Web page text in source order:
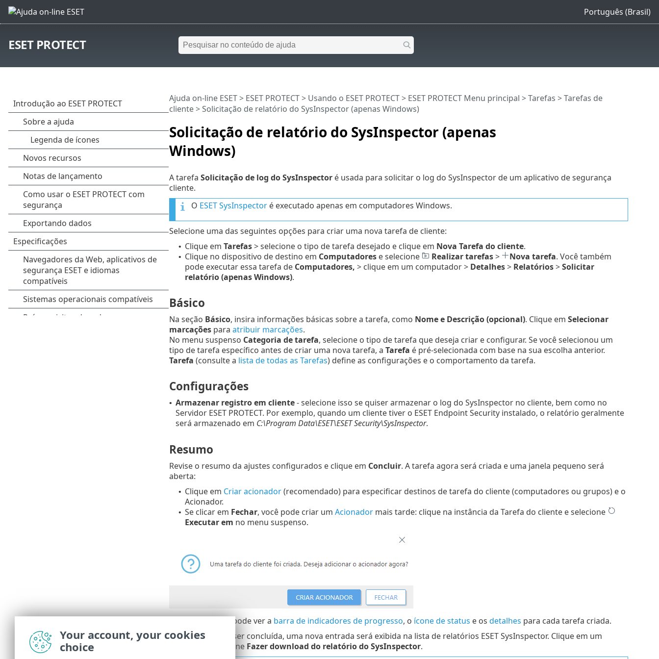
Português (Brasil)
ESET PROTECT
Solicitação de relatório do SysInspector (apenas
Windows)
Ajuda on-line ESET> ESET PROTECT> Usando o ESET PROTECT> ESET PROTECT Menu principal >Tarefas >Tarefas de
cliente> Solicitação de relatório do SysInspector (apenas Windows)
A tarefa Solicitação de log do SysInspectoré usada para solicitar o log do SysInspector de um aplicativo de segurança
cliente.
O ESET SysInspectoré executado apenas em computadores Windows.
Selecione uma das seguintes opções para criar uma nova tarefa de cliente:
• Clique em Tarefas> selecione o tipo de tarefa desejado e clique em Nova Tarefa do cliente.
• Clique no dispositivo de destino em Computadorese selecione Realizar tarefas> Nova tarefa. Você também
pode executar essa tarefa de Computadores, > clique em um computador > Detalhes> Relatórios>Solicitar
relatório (apenas Windows).
Básico
Na seção Básico, insira informações básicas sobre a tarefa, como Nome e Descrição (opcional). Clique em Selecionar
marcaçõespara atribuir marcações.
No menu suspenso Categoria de tarefa, selecione o tipo de tarefa que deseja criar e configurar. Se você selecionou um
tipo de tarefa específico antes de criar uma nova tarefa, a Tarefa é pré-selecionada com base na sua escolha anterior.
Tarefa (consulte a lista de todas as Tarefas) define as configurações e o comportamento da tarefa.
Configurações
• Armazenar registro em cliente- selecione isso se quiser armazenar o log do SysInspector no cliente, bem como no
Servidor ESET PROTECT. Por exemplo, quando um cliente tiver o ESET Endpoint Security instalado, o relatório geralmente
será armazenado em C:\Program Data\ESET\ESET Security\SysInspector.
Resumo
Revise o resumo da ajustes configurados e clique em Concluir. A tarefa agora será criada e uma janela pequeno será
aberta:
• Clique em Criar acionador(recomendado) para especificar destinos de tarefa do cliente (computadores ou grupos) e o
Acionador.
• Se clicar em Fechar, você pode criar um Acionadormais tarde: clique na instância da Tarefa do cliente e selecione
Executar em no menu suspenso.
você pode ver a barra de indicadores de progresso, o ícone de status e os detalhes para cada tarefa criada.
Depois da tarefa ser concluída, uma nova entrada será exibida na lista de relatórios ESET SysInspector. Clique em um
relatório e selecione Fazer download do relatório do SysInspector.
Your account, your cookies
choice